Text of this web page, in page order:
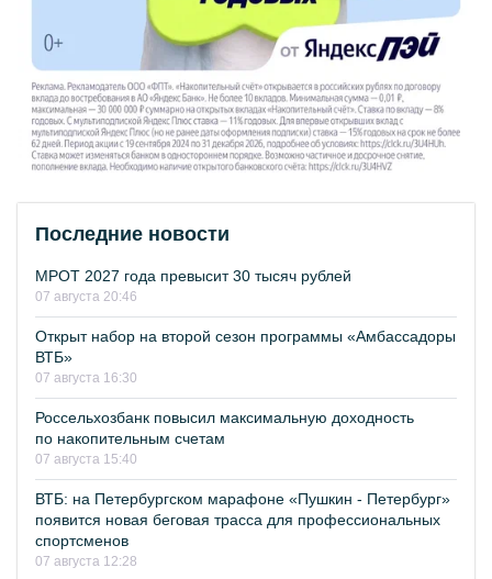
Последние новости
МРОТ 2027 года превысит 30 тысяч рублей
07 августа 20:46
Открыт набор на второй сезон программы «Амбассадоры
ВТБ»
07 августа 16:30
Россельхозбанк повысил максимальную доходность
по накопительным счетам
07 августа 15:40
ВТБ: на Петербургском марафоне «Пушкин - Петербург»
появится новая беговая трасса для профессиональных
спортсменов
07 августа 12:28